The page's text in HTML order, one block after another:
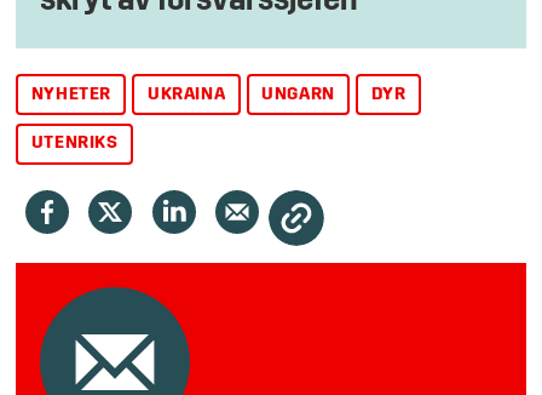
NYHETER UKRAINA UNGARN DYR
UTENRIKS